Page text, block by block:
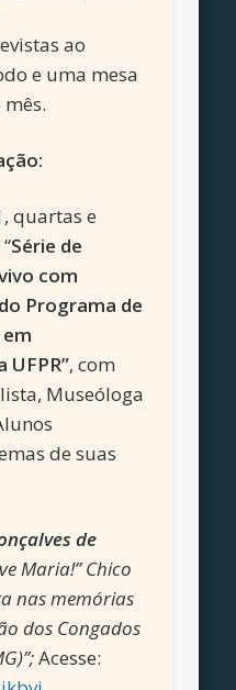
ao
e uma mesa
quartas e
Série de
com
Programa de
, com
Museóloga
de suas
de
Maria!” Chico
nas memórias
dos Congados
Acesse: